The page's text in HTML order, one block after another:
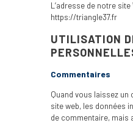
L’adresse de notre site
https://triangle37.fr
UTILISATION
Commentaires
Quand vous laissez
site web, les données
de commentaire, mais